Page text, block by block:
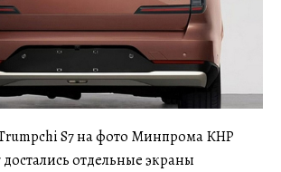
S7 на фото Минпрома КНР
достались отдельные экраны